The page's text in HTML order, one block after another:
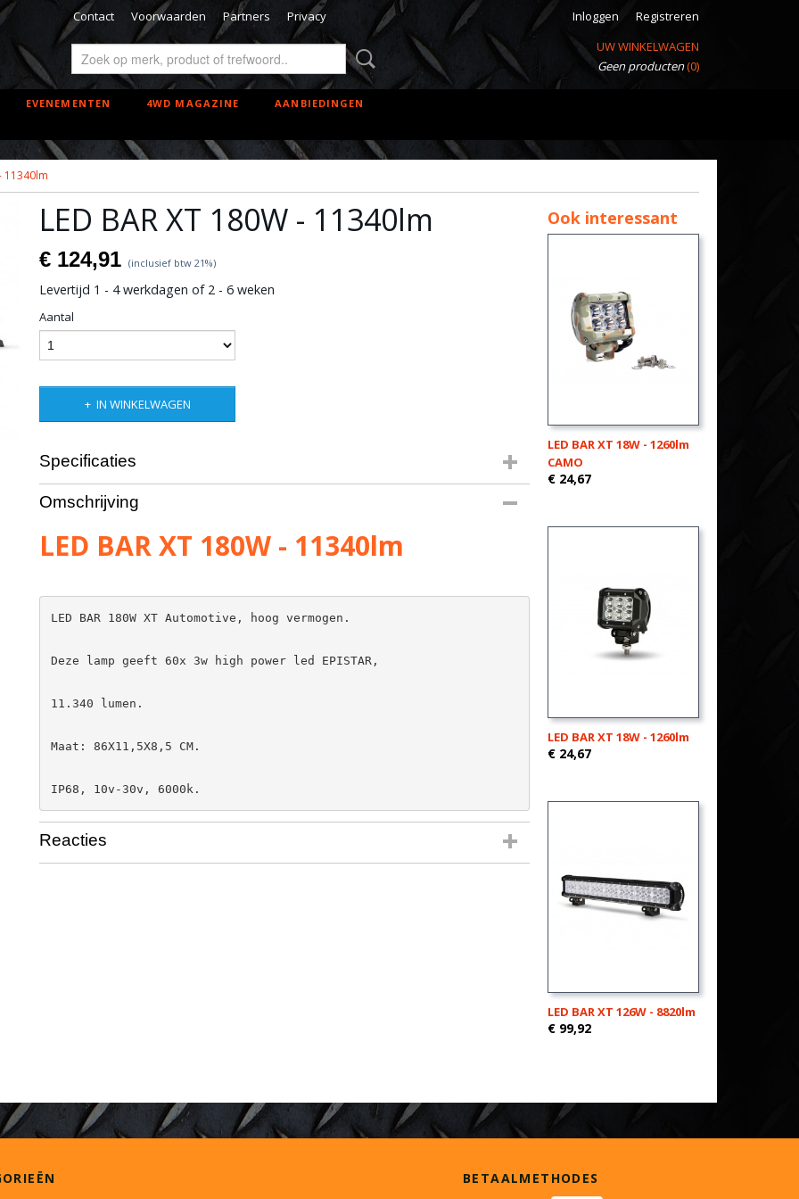
Contact Voorwaarden Partners Privacy Inloggen
Registreren
UW WINKELWAGEN
Geen producten(0)
EVENEMENTEN 4WD MAGAZINE AANBIEDINGEN
11340lm
LED BAR XT 180W - 11340lm
€ 124,91 (inclusief btw 21%)
Levertijd 1 - 4 werkdagen of 2 - 6 weken
Aantal
IN WINKELWAGEN
Specificaties
Bruto gewicht
Omschrijving
LED BAR XT 180W - 11340lm
LED BAR 180W XT Automotive, hoog vermogen.
Deze lamp geeft 60x 3w high power led EPISTAR,
11.340 lumen.
Maat: 86X11,5X8,5 CM.
IP68, 10v-30v, 6000k.
Reacties
Ook interessant
LED BAR XT 18W - 1260lm
CAMO
€ 24,67
LED BAR XT 18W - 1260lm
€ 24,67
LED BAR XT 126W - 8820lm
€ 99,92
BETAALMETHODES